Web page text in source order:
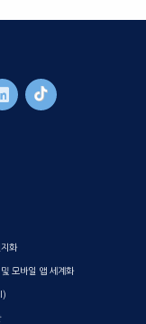
화
모바일 앱 세계화